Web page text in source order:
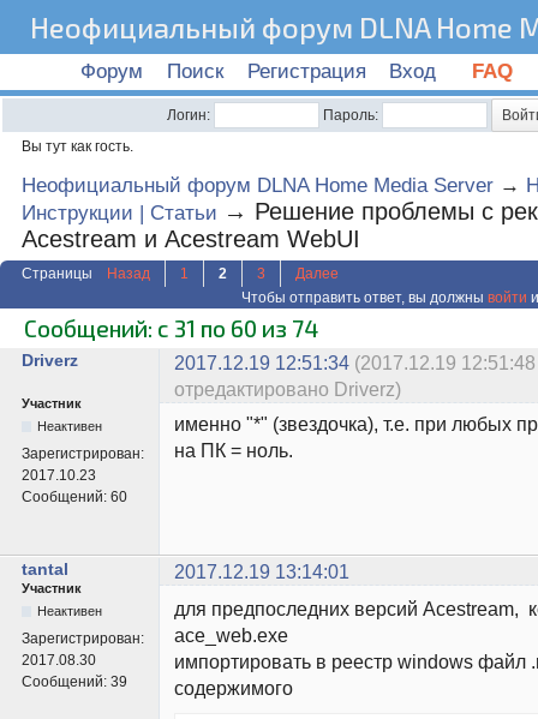
Неофициальный форум DLNA Home
Форум Поиск Регистрация Вход FAQ
Логин:
Пароль:
Вы тут как гость.
Неофициальный форум DLNA Home Media Server →
Инструкции | Статьи → Решение проблемы с
Acestream и Acestream WebUI
Страницы Назад 1 2 3
Далее
Чтобы отправить ответ, вы должны войти
Сообщений: с 31 по 60 из 74
Driverz 2017.12.19 12:51:34 (2017.12.19 12:51:48
отредактировано Driverz)
Участник
Неактивен
Зарегистрирован:
2017.10.23
Сообщений: 60
именно "*" (звездочка), т.е. при любых
на ПК = ноль.
tantal 2017.12.19 13:14:01
Участник
Неактивен
Зарегистрирован:
2017.08.30
Сообщений: 39
для предпоследних версий Acestream,
ace_web.exe
импортировать в реестр windows файл
содержимого